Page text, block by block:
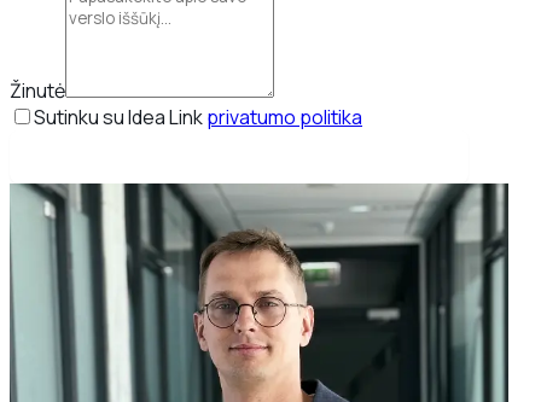
Žinutė
Sutinku su Idea Linkprivatumo politika